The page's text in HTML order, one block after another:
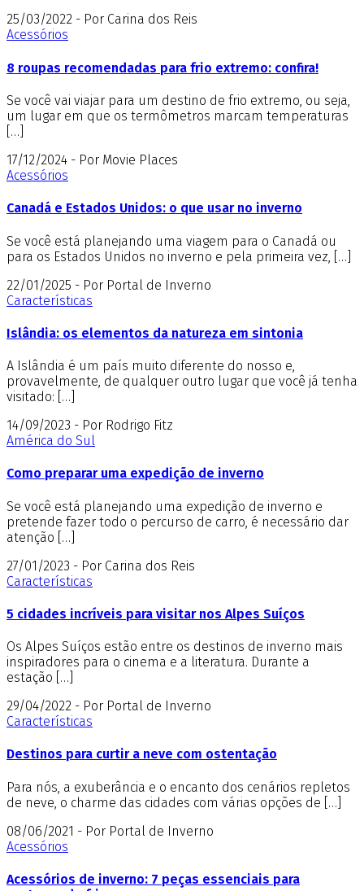
25/03/2022 - Por Carina dos Reis
Acessórios
8 roupas recomendadas para frio extremo: confira!
Se você vai viajar para um destino de frio extremo, ou seja,
um lugar em que os termômetros marcam temperaturas
[…]
17/12/2024 - Por Movie Places
Acessórios
Canadá e Estados Unidos: o que usar no inverno
Se você está planejando uma viagem para o Canadá ou
para os Estados Unidos no inverno e pela primeira vez, […]
22/01/2025 - Por Portal de Inverno
Características
Islândia: os elementos da natureza em sintonia
A Islândia é um país muito diferente do nosso e,
provavelmente, de qualquer outro lugar que você já tenha
visitado: […]
14/09/2023 - Por Rodrigo Fitz
América do Sul
Como preparar uma expedição de inverno
Se você está planejando uma expedição de inverno e
pretende fazer todo o percurso de carro, é necessário dar
atenção […]
27/01/2023 - Por Carina dos Reis
Características
5 cidades incríveis para visitar nos Alpes Suíços
Os Alpes Suíços estão entre os destinos de inverno mais
inspiradores para o cinema e a literatura. Durante a
estação […]
29/04/2022 - Por Portal de Inverno
Características
Destinos para curtir a neve com ostentação
Para nós, a exuberância e o encanto dos cenários repletos
de neve, o charme das cidades com várias opções de […]
08/06/2021 - Por Portal de Inverno
Acessórios
Acessórios de inverno: 7 peças essenciais para